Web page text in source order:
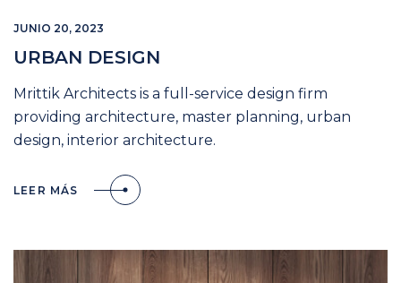
JUNIO 20, 2023
URBAN DESIGN
Mrittik Architects is a full-service design firm
providing architecture, master planning, urban
design, interior architecture.
LEER MÁS